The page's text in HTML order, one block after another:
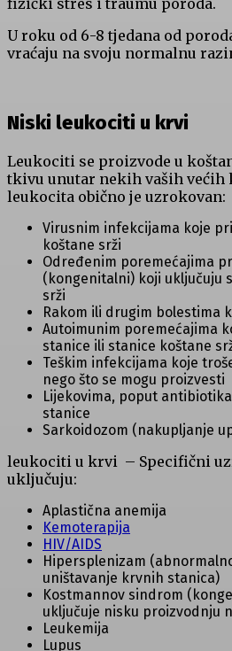
U roku od 6-8 tjedana od
vraćaju na svoju normalnu
Niski leukociti u krvi
Leukociti se proizvode u
tkivu unutar nekih vaših većih
leukocita obično je uzrokovan:
Virusnim infekcijama koje
koštane srži
Određenim poremećajima
(kongenitalni) koji uključuju
srži
Rakom ili drugim bolestima
Autoimunim poremećajima
stanice ili stanice koštane
Teškim infekcijama koje
nego što se mogu proizvesti
Lijekovima, poput
stanice
Sarkoidozom (nakupljanje
leukociti u krvi – Specifični
uključuju:
Aplastična anemija
Kemoterapija
HIV/AIDS
Hipersplenizam
uništavanje krvnih stanica)
Kostmannov sindrom
uključuje nisku proizvodnju
Leukemija
Lupus